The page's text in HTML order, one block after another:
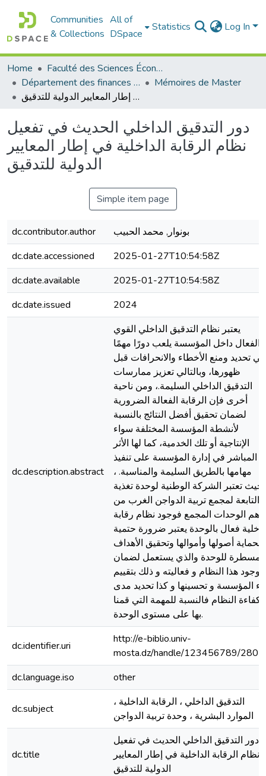
Communities
& Collections
All of
DSpace
Statistics Log In
Home
Faculté des Sciences Économiques Commerciales et des Sciences de Gestion
Département des finances et de comptabilité
Mémoires de Master
دور التدقيق الداخلي الحديث في تفعيل نظام الرقابة الداخلية في إطار المعايير الدولية للتدقيق
دور التدقيق الداخلي الحديث في تفعيل
نظام الرقابة الداخلية في إطار المعايير
الدولية للتدقيق
Simple item page
dc.contributor.author
بونوار, محمد الحبيب
dc.date.accessioned
2025-01-27T10:54:58Z
dc.date.available
2025-01-27T10:54:58Z
dc.date.issued
2024
dc.description.abstract
يعتبر نظام التدقيق الداخلي القوي
والفعال داخل المؤسسة يلعب دورًا مهمًا
في تحديد ومنع الأخطاء والانحرافات قبل
ظهورها، وبالتالي تعزيز ممارسات
التدقيق الداخلي السليمة.، ومن ناحية
أخرى فإن الرقابة الفعالة الضرورية
لضمان تحقيق أفضل النتائج بالنسبة
لأنشطة المؤسسة المختلفة سواء
الإنتاجية أو تلك الخدمية، كما لها الأثر
المباشر في إدارة المؤسسة على تنفيذ
مهامها بالطريق السليمة والمناسبة. ،
بحيث تعتبر الشركة الوطنية لوحدة تغذية
التابعة لمجمع تربية الدواجن الغرب من
أهم الوحدات المجمع فوجود نظام رقابة
داخلية فعال بالوحدة يعتبر ضرورة حتمية
لحماية أصولها وأموالها وتحقيق الأهداف
المسطرة للوحدة والذي يستعمل لضمان
وجود هذا النظام و فعاليته و ذلك بتقييم
المؤسسة و تحسينها و كذا تحديد مدى
كفاءة النظام فالنسبة للمهمة التي قمنا
بها على مستوى الوحدة.
dc.identifier.uri
http://e-biblio.univ-
mosta.dz/handle/123456789/
dc.language.iso
other
dc.subject
التدقيق الداخلي ، الرقابة الداخلية ،
الموارد البشرية ، وحدة تربية الدواجن
dc.title
دور التدقيق الداخلي الحديث في تفعيل
نظام الرقابة الداخلية في إطار المعايير
الدولية للتدقيق